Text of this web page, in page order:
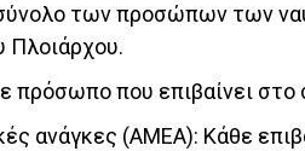
των προσώπων των
Πλοιάρχου.
πρόσωπο που επιβαίνει
ανάγκες (ΑΜΕΑ): Κάθε